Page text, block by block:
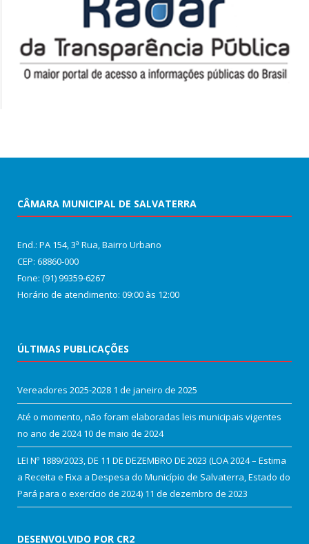
CÂMARA MUNICIPAL DE SALVATERRA
End.: PA 154, 3ª Rua, Bairro Urbano
CEP: 68860‑000
Fone: (91) 99359-6267
Horário de atendimento: 09:00 às 12:00
ÚLTIMAS PUBLICAÇÕES
Vereadores 2025-2028 1 de janeiro de 2025
Até o momento, não foram elaboradas leis municipais vigentes
no ano de 2024 10 de maio de 2024
LEI Nº 1889/2023, DE 11 DE DEZEMBRO DE 2023 (LOA 2024 – Estima
a Receita e Fixa a Despesa do Município de Salvaterra, Estado do
Pará para o exercício de 2024) 11 de dezembro de 2023
DESENVOLVIDO POR CR2